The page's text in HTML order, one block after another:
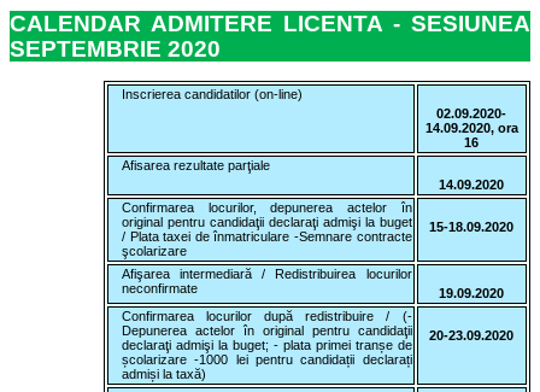
CALENDAR ADMITERE LICENTA - SESIUNEA
SEPTEMBRIE 2020
Inscrierea candidatilor (on-line)
02.09.2020-
14.09.2020, ora
16
Afisarea rezultate parţiale
14.09.2020
Confirmarea locurilor, depunerea actelor în
original pentru candidaţii declaraţi admişi la buget
/ Plata taxei de înmatriculare -Semnare contracte
şcolarizare
15-18.09.2020
Afişarea intermediară / Redistribuirea locurilor
neconfirmate
19.09.2020
Confirmarea locurilor după redistribuire / (-
Depunerea actelor în original pentru candidaţii
declaraţi admişi la buget; - plata primei tranșe de
școlarizare -1000 lei pentru candidații declarați
admiși la taxă)
20-23.09.2020